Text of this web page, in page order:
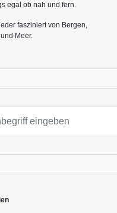
egal ob nah und fern.
fasziniert von Bergen,
Meer.